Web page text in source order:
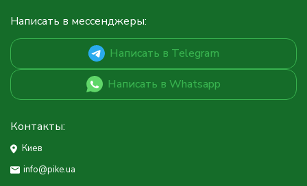
Написать в мессенджеры:
Написать в Telegram
Написать в Whatsapp
Контакты:
Киев
info@pike.ua